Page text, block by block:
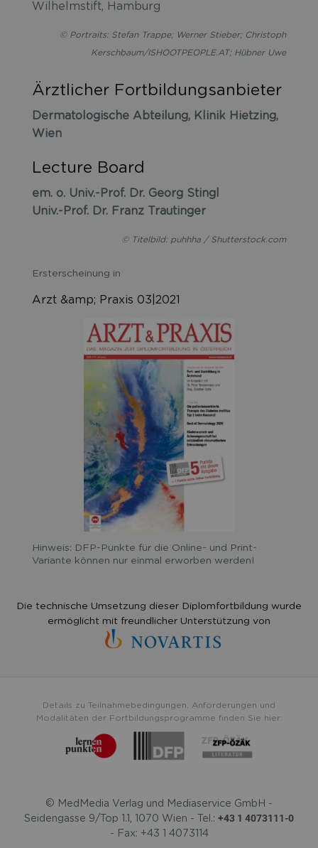
Wilhelmstift, Hamburg
© Portraits: Stefan Trappe; Werner Stieber; Christoph
Kerschbaum/ISHOOTPEOPLE.AT; Hübner Uwe
Ärztlicher Fortbildungsanbieter
Dermatologische Abteilung, Klinik Hietzing,
Wien
Lecture Board
em. o. Univ.-Prof. Dr. Georg Stingl
Univ.-Prof. Dr. Franz Trautinger
© Titelbild: puhhha / Shutterstock.com
Ersterscheinung in
Arzt &amp; Praxis 03|2021
Hinweis: DFP-Punkte für die Online- und Print-
Variante können nur einmal erworben werden!
Die technische Umsetzung dieser Diplomfortbildung wurde
ermöglicht mit freundlicher Unterstützung von
Details zu Teilnahmebedingungen, Anforderungen und
Modalitäten der Fortbildungsprogramme finden Sie hier:
© MedMedia Verlag und Mediaservice GmbH -
Seidengasse 9/Top 1.1, 1070 Wien - Tel.: +43 1 4073111-0
- Fax: +43 1 4073114